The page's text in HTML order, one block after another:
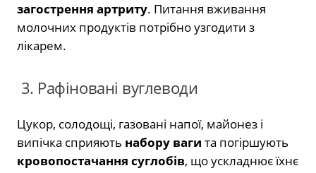
загострення артриту. Питання вживання
молочних продуктів потрібно узгодити з
лікарем.
3. Рафіновані вуглеводи
Цукор, солодощі, газовані напої, майонез і
випічка сприяють набору ваги та погіршують
кровопостачання суглобів, що ускладнює їхнє